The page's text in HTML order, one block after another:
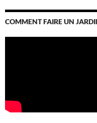
COMMENT FAIRE UN